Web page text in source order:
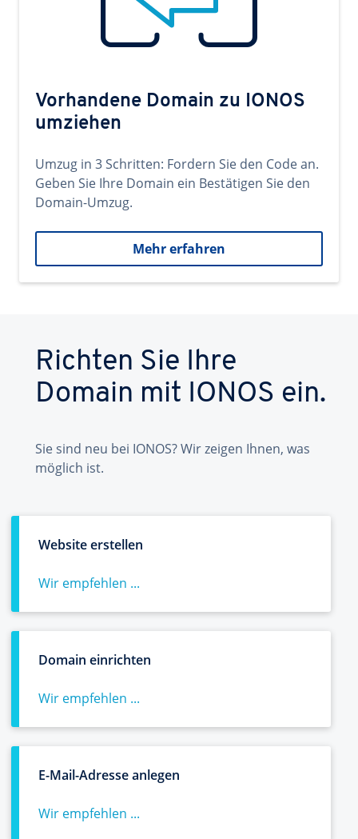
Vorhandene Domain zu IONOS
umziehen
Umzug in 3 Schritten: Fordern Sie den Code an.
Geben Sie Ihre Domain ein Bestätigen Sie den
Domain-Umzug.
Mehr erfahren
Richten Sie Ihre
Domain mit IONOS ein.
Sie sind neu bei IONOS? Wir zeigen Ihnen, was
möglich ist.
Website erstellen
Wir empfehlen ...
Domain einrichten
Wir empfehlen ...
E-Mail-Adresse anlegen
Wir empfehlen ...